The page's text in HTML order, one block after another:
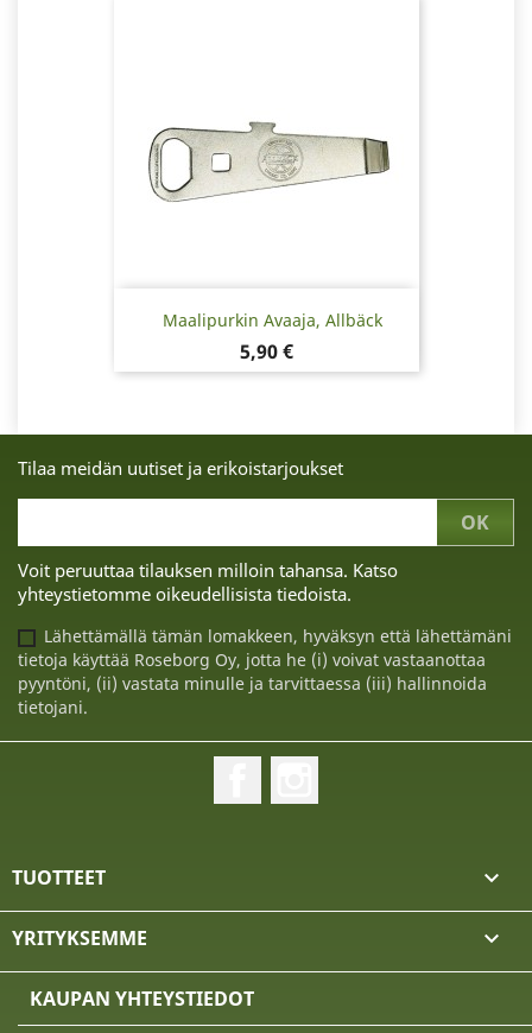
Maalipurkin Avaaja, Allbäck
Hinta
5,90 €
Tilaa meidän uutiset ja erikoistarjoukset
Voit peruuttaa tilauksen milloin tahansa. Katso
yhteystietomme oikeudellisista tiedoista.
Lähettämällä tämän lomakkeen, hyväksyn että lähettämäni
tietoja käyttää Roseborg Oy, jotta he (i) voivat vastaanottaa
pyyntöni, (ii) vastata minulle ja tarvittaessa (iii) hallinnoida
tietojani.
TUOTTEET 
YRITYKSEMME 
KAUPAN YHTEYSTIEDOT